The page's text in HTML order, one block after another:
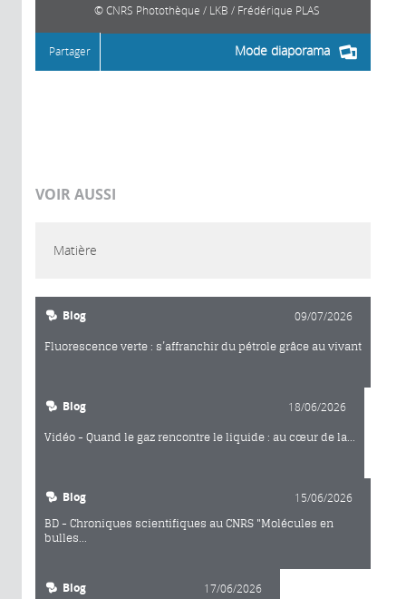
CNRS Photothèque / LKB / Frédérique PLAS
Mode diaporama
Partager
VOIR AUSSI
Matière
Blog 09/07/2026
Fluorescence verte : s’affranchir du pétrole grâce au vivant
Blog 18/06/2026
Vidéo - Quand le gaz rencontre le liquide : au cœur de la...
Blog 15/06/2026
BD - Chroniques scientifiques au CNRS "Molécules en
bulles...
Blog 17/06/2026